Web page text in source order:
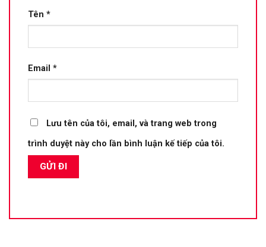
Tên *
Email *
Lưu tên của tôi, email, và trang web trong
trình duyệt này cho lần bình luận kế tiếp của tôi.